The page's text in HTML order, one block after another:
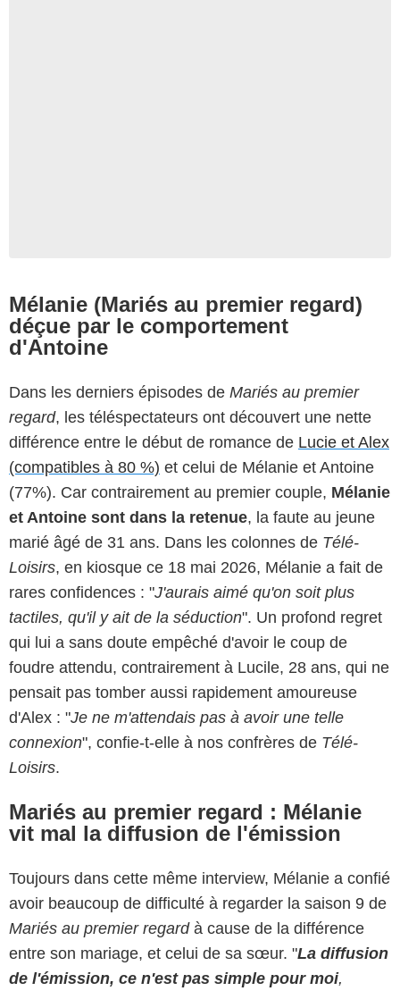
Mélanie (Mariés au premier regard)
déçue par le comportement
d'Antoine
Dans les derniers épisodes de Mariés au premier
regard, les téléspectateurs ont découvert une nette
différence entre le début de romance de Lucie et Alex
(compatibles à 80 %) et celui de Mélanie et Antoine
(77%). Car contrairement au premier couple, Mélanie
et Antoine sont dans la retenue, la faute au jeune
marié âgé de 31 ans. Dans les colonnes de Télé-
Loisirs, en kiosque ce 18 mai 2026, Mélanie a fait de
rares confidences : "J'aurais aimé qu'on soit plus
tactiles, qu'il y ait de la séduction". Un profond regret
qui lui a sans doute empêché d'avoir le coup de
foudre attendu, contrairement à Lucile, 28 ans, qui ne
pensait pas tomber aussi rapidement amoureuse
d'Alex : "Je ne m'attendais pas à avoir une telle
connexion", confie-t-elle à nos confrères de Télé-
Loisirs.
Mariés au premier regard : Mélanie
vit mal la diffusion de l'émission
Toujours dans cette même interview, Mélanie a confié
avoir beaucoup de difficulté à regarder la saison 9 de
Mariés au premier regardà cause de la différence
entre son mariage, et celui de sa sœur. "La diffusion
de l'émission, ce n'est pas simple pour moi,